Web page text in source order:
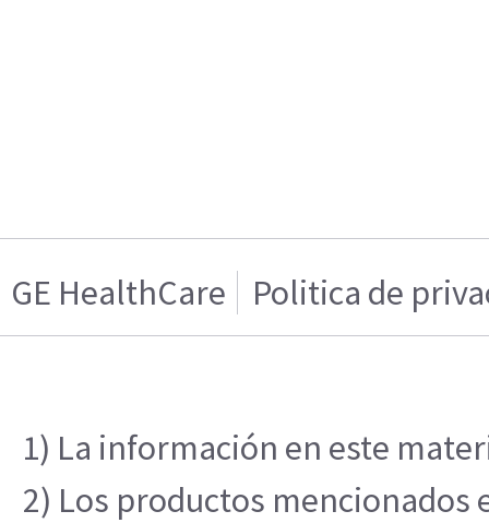
GE HealthCare Politica de
1) La información en este
2) Los productos mencionados